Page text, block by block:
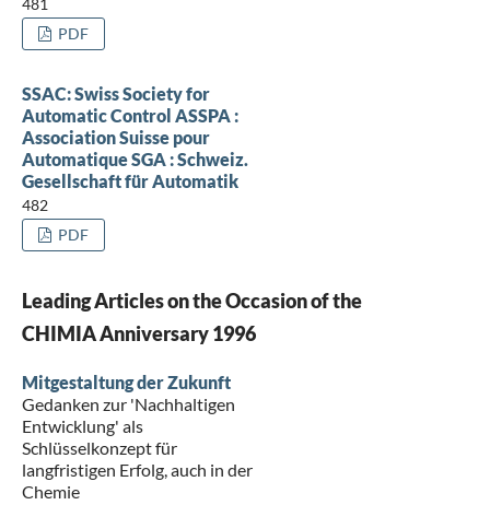
481
PDF
SSAC: Swiss Society for
Automatic Control ASSPA :
Association Suisse pour
Automatique SGA : Schweiz.
Gesellschaft für Automatik
482
PDF
Leading Articles on the Occasion of the
CHIMIA Anniversary 1996
Mitgestaltung der Zukunft
Gedanken zur 'Nachhaltigen
Entwicklung' als
Schlüsselkonzept für
langfristigen Erfolg, auch in der
Chemie